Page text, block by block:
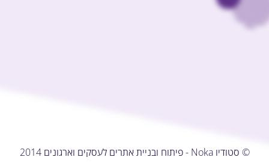
© סטודיו Noka - פיתוח ובניית אתרים לעסקים וארגונים 2014